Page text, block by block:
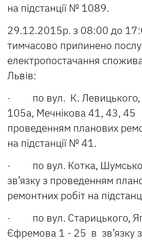
на підстанції № 1089.
29.12.2015р. з 08:00 до
тимчасово припинено
електропостачання
Львів:
· по вул. К. Левицького,
105а, Мечнікова 41, 43, 45
проведенням планових
на підстанції № 41.
· по вул. Котка,
зв’язку з проведенням
ремонтних робіт на
· по вул. Старицького,
Єфремова 1 - 25 в зв’язку